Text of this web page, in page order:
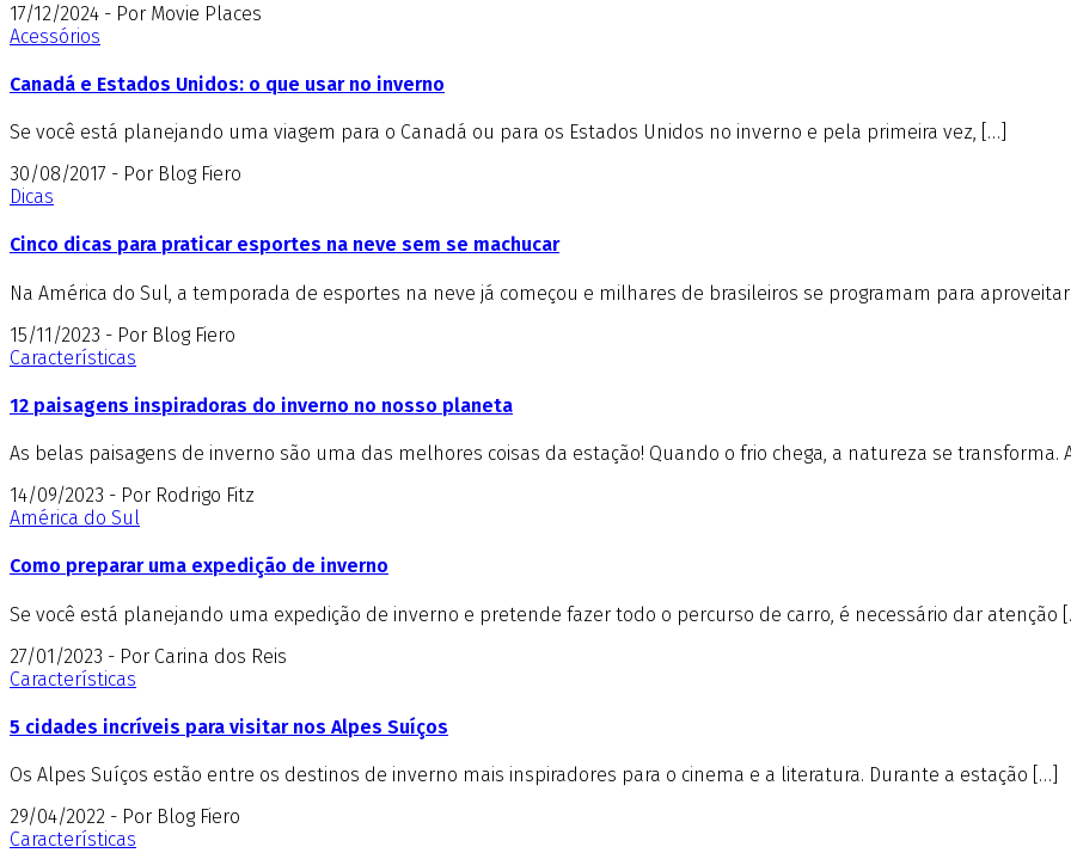
17/12/2024 - Por Movie Places
Acessórios
Canadá e Estados Unidos: o que usar no inverno
Se você está planejando uma viagem para o Canadá ou para os Estados Unidos no inverno e pela primeira vez, […]
30/08/2017 - Por Blog Fiero
Dicas
Cinco dicas para praticar esportes na neve sem se machucar
Na América do Sul, a temporada de esportes na neve já começou e milhares de brasileiros se programam para aproveitar
15/11/2023 - Por Blog Fiero
Características
12 paisagens inspiradoras do inverno no nosso planeta
As belas paisagens de inverno são uma das melhores coisas da estação! Quando o frio chega, a natureza se transforma.
14/09/2023 - Por Rodrigo Fitz
América do Sul
Como preparar uma expedição de inverno
Se você está planejando uma expedição de inverno e pretende fazer todo o percurso de carro, é necessário dar atenção
27/01/2023 - Por Carina dos Reis
Características
5 cidades incríveis para visitar nos Alpes Suíços
Os Alpes Suíços estão entre os destinos de inverno mais inspiradores para o cinema e a literatura. Durante a estação […]
29/04/2022 - Por Blog Fiero
Características